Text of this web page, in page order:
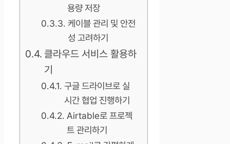
용량 저장
케이블 관리 및 안전
성 고려하기
클라우드 서비스 활용하
기
구글 드라이브로 실
시간 협업 진행하기
Airtable로 프로젝
트 관리하기